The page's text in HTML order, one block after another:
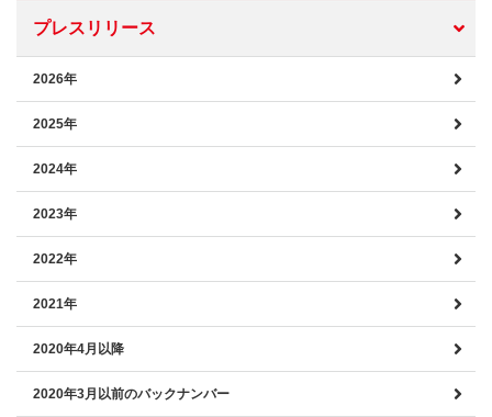
プレスリリース
2026年
2025年
2024年
2023年
2022年
2021年
2020年4月以降
2020年3月以前のバックナンバー